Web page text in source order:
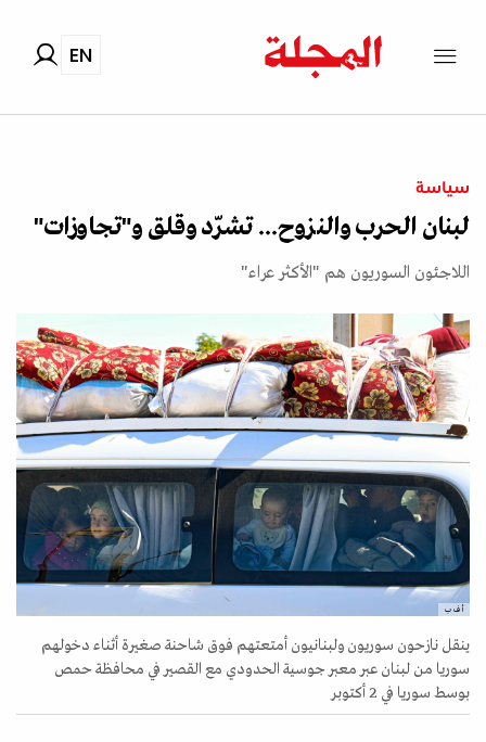
EN
سياسة
لبنان الحرب والنزوح... تشرّد وقلق و"تجاوزات"
اللاجئون السوريون هم "الأكثر عراء"
أ ف ب
ينقل نازحون سوريون ولبنانيون أمتعتهم فوق شاحنة صغيرة أثناء دخولهم
سوريا من لبنان عبر معبر جوسية الحدودي مع القصير في محافظة حمص
بوسط سوريا في 2 أكتوبر